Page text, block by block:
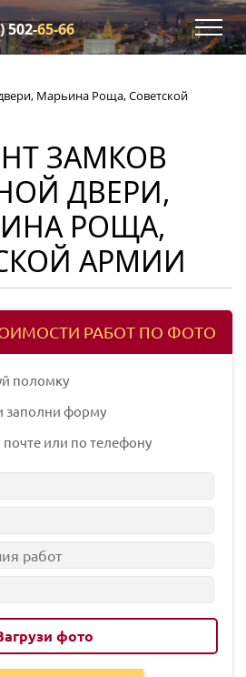
502-65-66
Марьина Роща, Советской
ЗАМКОВ
ДВЕРИ,
РОЩА,
АРМИИ
РАБОТ ПО ФОТО
поломку
заполни форму
почте или по телефону
фото